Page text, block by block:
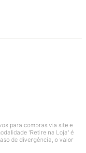
para compras via site e
'Retire na Loja' é
de divergência, o valor